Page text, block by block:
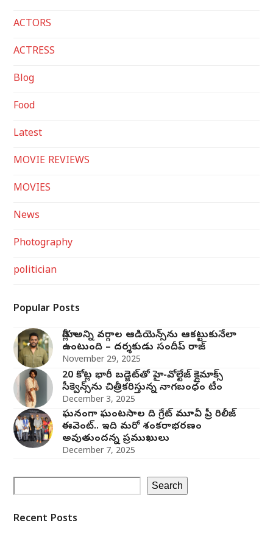
ACTORS
ACTRESS
Blog
Food
Latest
MOVIE REVIEWS
MOVIES
News
Photography
politician
Popular Posts
మోగ్లీ’ అన్ని వర్గాల ఆడియెన్స్‌ను ఆకట్టుకునేలా
ఉంటుంది – దర్శకుడు సందీప్ రాజ్
November 29, 2025
20 కోట్ల భారీ బడ్జెట్‌తో హై-వోల్టేజ్ క్లైమాక్స్
సీక్వెన్స్‌ను చిత్రీకరిస్తున్న నాగబంధం టీం
December 3, 2025
ఘనంగా ఘంటసాల ది గ్రేట్ మూవీ ప్రీ రిలీజ్
ఈవెంట్.. ఇది మరో శంకరాభరణం
అవుతుందన్న ప్రముఖులు
December 7, 2025
Search
Recent Posts